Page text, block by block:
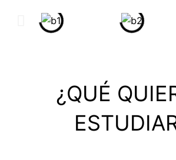
¿QUÉ